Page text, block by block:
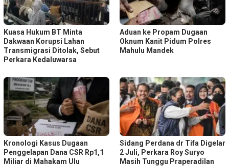
Kuasa Hukum BT Minta
Dakwaan Korupsi Lahan
Transmigrasi Ditolak, Sebut
Perkara Kedaluwarsa
Aduan ke Propam Dugaan
Oknum Kanit Pidum Polres
Mahulu Mandek
Kronologi Kasus Dugaan
Penggelapan Dana CSR Rp1,1
Miliar di Mahakam Ulu
Sidang Perdana dr Tifa Digelar
2 Juli, Perkara Roy Suryo
Masih Tunggu Praperadilan